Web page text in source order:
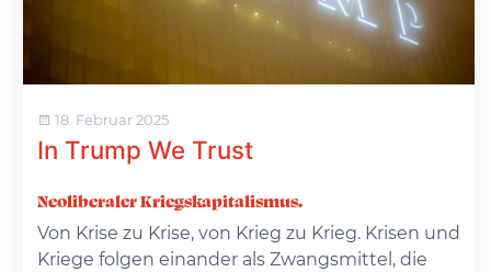
18. Februar 2025
In Trump We Trust
Neoliberaler Kriegskapitalismus.
Von Krise zu Krise, von Krieg zu Krieg. Krisen und
Kriege folgen einander als Zwangsmittel, die